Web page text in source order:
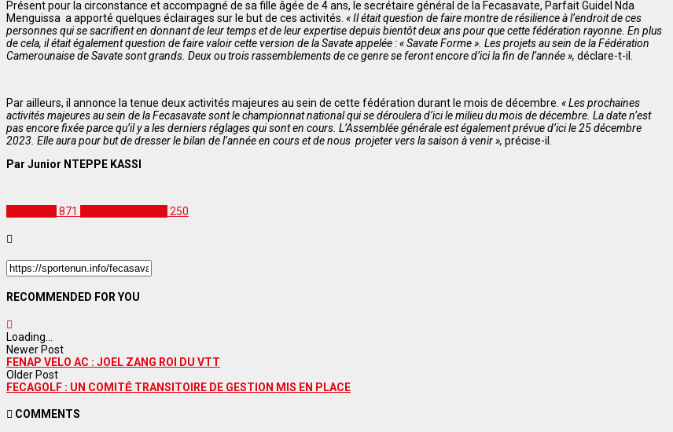
Présent pour la circonstance et accompagné de sa fille âgée de 4 ans, le secrétaire général de la Fecasavate, Parfait Guidel Nda
Menguissa a apporté quelques éclairages sur le but de ces activités. « Il était question de faire montre de résilience à l’endroit de ces
personnes qui se sacrifient en donnant de leur temps et de leur expertise depuis bientôt deux ans pour que cette fédération rayonne. En plus
de cela, il était également question de faire valoir cette version de la Savate appelée : « Savate Forme ». Les projets au sein de la Fédération
Camerounaise de Savate sont grands. Deux ou trois rassemblements de ce genre se feront encore d’ici la fin de l’année », déclare-t-il.
Par ailleurs, il annonce la tenue deux activités majeures au sein de cette fédération durant le mois de décembre. « Les prochaines
activités majeures au sein de la Fecasavate sont le championnat national qui se déroulera d’ici le milieu du mois de décembre. La date n’est
pas encore fixée parce qu’il y a les derniers réglages qui sont en cours. L’Assemblée générale est également prévue d’ici le 25 décembre
2023. Elle aura pour but de dresser le bilan de l’année en cours et de nous projeter vers la saison à venir », précise-il.
Par Junior NTEPPE KASSI
871 250
RECOMMENDED FOR YOU
Loading...
Newer Post
FENAP VELO AC : JOEL ZANG ROI DU VTT
Older Post
FECAGOLF : UN COMITḖ TRANSITOIRE DE GESTION MIS EN PLACE
COMMENTS